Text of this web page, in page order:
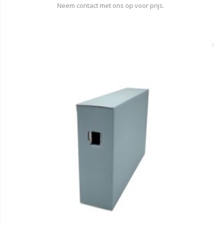
Neem contact met ons op voor prijs.